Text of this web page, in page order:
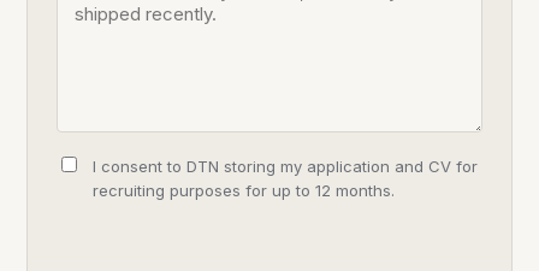
I consent to DTN storing my application and CV for
recruiting purposes for up to 12 months.